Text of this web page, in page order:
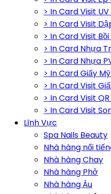
> In Card Visit
> In Card Visit
> In Card Visit
> In Card Nhựa
> In Card Nhựa
> In Card Giấy
> In Card Visit
> In Card Visit
> In Card Visit
Lĩnh Vực
Spa Nails Beauty
Nhà hàng nổi
Nhà hàng Chay
Nhà hàng Phở
Nhà hàng Âu